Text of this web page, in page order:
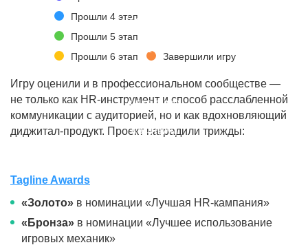
7 693 (85%)
7 431 (96%)
6 515 (90%)
6 344 (97%)
Прошли 4 этап
Прошли 5 этап
Прошли 6 этап
Завершили игру
Игру оценили и в профессиональном сообществе —
не только как HR-инструмент и способ расслабленной
коммуникации с аудиторией, но и как вдохновляющий
диджитал-продукт. Проект наградили трижды:
Tagline Awards
«Золото» в номинации «Лучшая HR-кампания»
«Бронза» в номинации «Лучшее использование
игровых механик»